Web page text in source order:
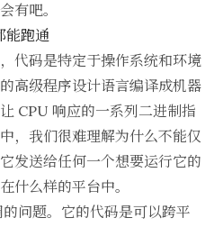
有吧。
能跑通
代码是特定于操作系统和环境
高级程序设计语言编译成机器
CPU 响应的一系列二进制指
，我们很难理解为什么不能仅
发送给任何一个想要运行它的
什么样的平台中。
问题。它的代码是可以跨平